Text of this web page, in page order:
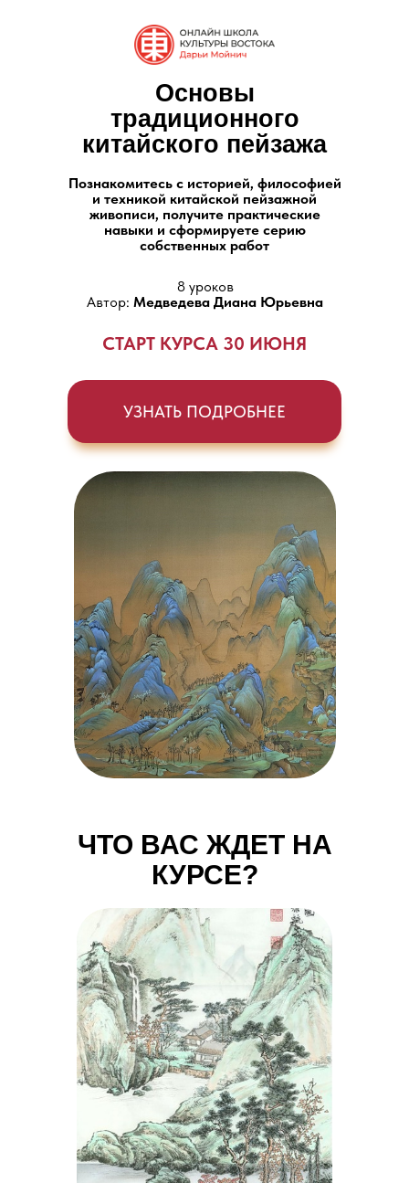
Познакомитесь с историей, философией
и техникой китайской пейзажной
живописи, получите практические
навыки и сформируете серию
собственных работ
8 уроков
Автор: Медведева Диана Юрьевна
Основы
традиционного
китайского пейзажа
СТАРТ КУРСА 30 ИЮНЯ
УЗНАТЬ ПОДРОБНЕЕ
ЧТО ВАС ЖДЕТ НА
КУРСЕ?